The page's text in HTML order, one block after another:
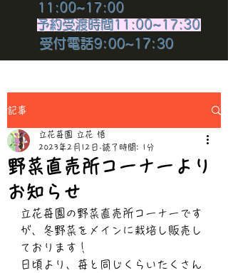
11:00~17:00
​予約受渡時間11:00~17:30
​受付電話9:00~17:30
記事
野菜直売所コーナーより
お知らせ
立花苺園 立花 悟
2023年2月12日 読了時間: 1分
立花苺園の野菜直売所コーナーです
が、冬野菜をメインに栽培し販売し
ております！
日頃より、苺と同じくらいたくさん